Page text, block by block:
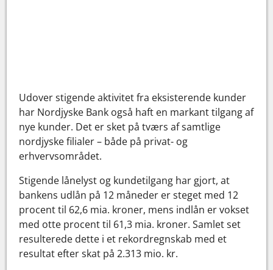
Udover stigende aktivitet fra eksisterende kunder
har Nordjyske Bank også haft en markant tilgang af
nye kunder. Det er sket på tværs af samtlige
nordjyske filialer – både på privat- og
erhvervsområdet.
Stigende lånelyst og kundetilgang har gjort, at
bankens udlån på 12 måneder er steget med 12
procent til 62,6 mia. kroner, mens indlån er vokset
med otte procent til 61,3 mia. kroner. Samlet set
resulterede dette i et rekordregnskab med et
resultat efter skat på 2.313 mio. kr.